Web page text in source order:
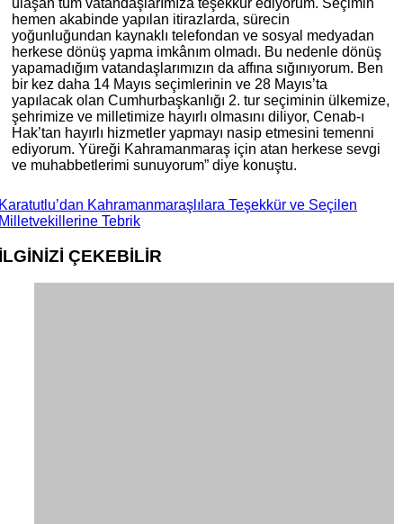
ulaşan tüm vatandaşlarımıza teşekkür ediyorum. Seçimin
hemen akabinde yapılan itirazlarda, sürecin
yoğunluğundan kaynaklı telefondan ve sosyal medyadan
herkese dönüş yapma imkânım olmadı. Bu nedenle dönüş
yapamadığım vatandaşlarımızın da affına sığınıyorum. Ben
bir kez daha 14 Mayıs seçimlerinin ve 28 Mayıs’ta
yapılacak olan Cumhurbaşkanlığı 2. tur seçiminin ülkemize,
şehrimize ve milletimize hayırlı olmasını diliyor, Cenab-ı
Hak’tan hayırlı hizmetler yapmayı nasip etmesini temenni
ediyorum. Yüreği Kahramanmaraş için atan herkese sevgi
ve muhabbetlerimi sunuyorum” diye konuştu.
Kahramanmaraşlılara Teşekkür ve Seçilen
Tebrik
ÇEKEBİLİR